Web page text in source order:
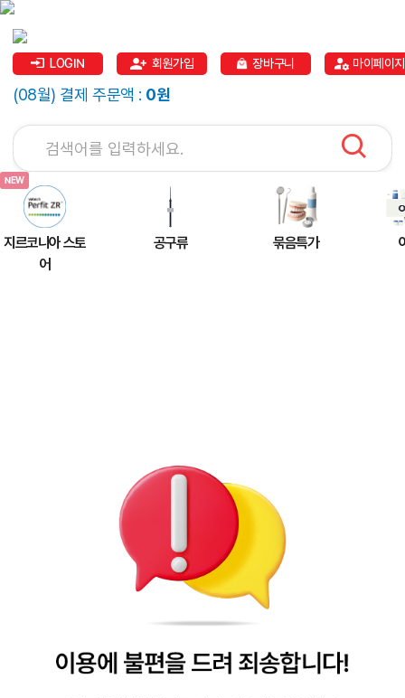
LOGIN 회원가입 장바구니 마이페이지
(08월) 결제 주문액 : 0원
지르코니아 스토
어
공구류 묶음특가